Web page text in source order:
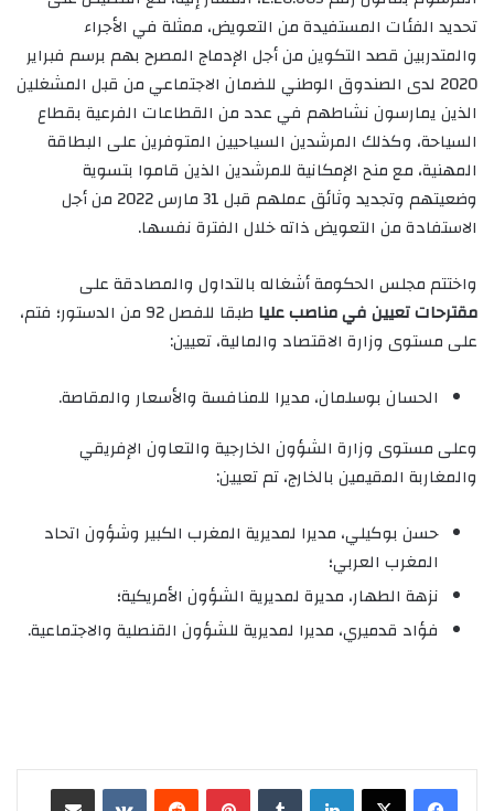
تحديد الفئات المستفيدة من التعويض، ممثلة في الأجراء
والمتدربين قصد التكوين من أجل الإدماج المصرح بهم برسم فبراير
2020 لدى الصندوق الوطني للضمان الاجتماعي من قبل المشغلين
الذين يمارسون نشاطهم في عدد من القطاعات الفرعية بقطاع
السياحة، وكذلك المرشدين السياحيين المتوفرين على البطاقة
المهنية، مع منح الإمكانية للمرشدين الذين قاموا بتسوية
وضعيتهم وتجديد وثائق عملهم قبل 31 مارس 2022 من أجل
الاستفادة من التعويض ذاته خلال الفترة نفسها.
واختتم مجلس الحكومة أشغاله بالتداول والمصادقة على
مقترحات تعيين في مناصب عليا
طبقا للفصل 92 من الدستور؛ فتم،
على مستوى وزارة الاقتصاد والمالية، تعيين:
الحسان بوسلمان، مديرا للمنافسة والأسعار والمقاصة.
وعلى مستوى وزارة الشؤون الخارجية والتعاون الإفريقي
والمغاربة المقيمين بالخارج، تم تعيين:
حسن بوكيلي، مديرا لمديرية المغرب الكبير وشؤون اتحاد
المغرب العربي؛
نزهة الطهار، مديرة لمديرية الشؤون الأمريكية؛
فؤاد قدميري، مديرا لمديرية للشؤون القنصلية والاجتماعية.
لينكدإن بينتيريست